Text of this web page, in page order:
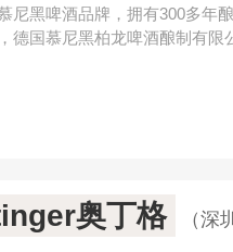
尼黑啤酒品牌，拥有300多年
德国慕尼黑柏龙啤酒酿制有限
奥丁格 （深